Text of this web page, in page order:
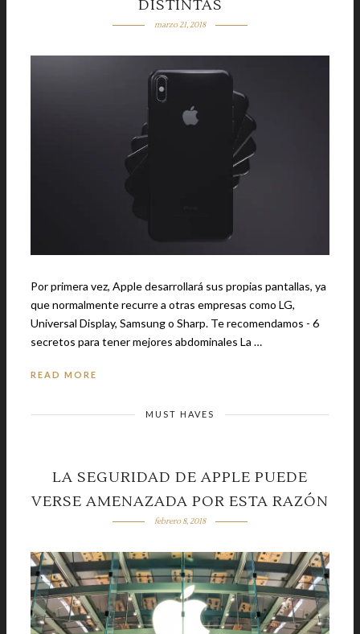
DISTINTAS
marzo 21, 2018
Por primera vez, Apple desarrollará sus propias pantallas, ya
que normalmente recurre a otras empresas como LG,
Universal Display, Samsung o Sharp. Te recomendamos - 6
secretos para tener mejores abdominales La …
READ MORE
MUST HAVES
LA SEGURIDAD DE APPLE PUEDE
VERSE AMENAZADA POR ESTA RAZÓN
febrero 8, 2018